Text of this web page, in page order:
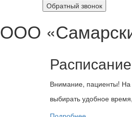
Обратный звонок
ООО
Внимание, пациенты! На
выбирать удобное